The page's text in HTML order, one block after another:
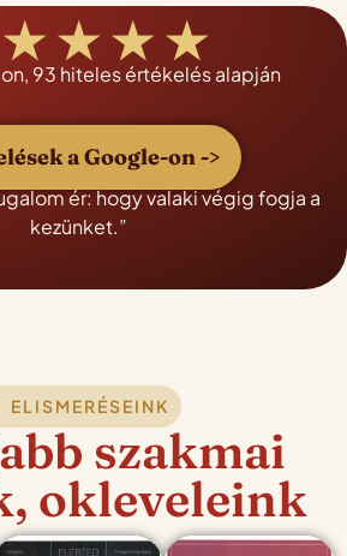
★ ★ ★
93 hiteles értékelés alapján
a Google-on ->
ér: hogy valaki végig fogja a
kezünket.”
ELISMERÉSEINK
szakmai
okleveleink